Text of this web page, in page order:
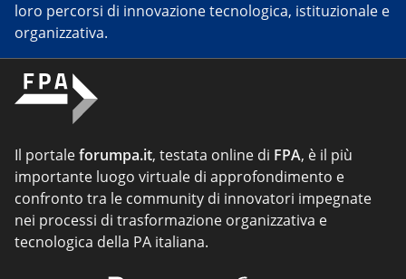
loro percorsi di innovazione tecnologica, istituzionale e
organizzativa.
Il portaleforumpa.it, testata online di FPA, è il più
importante luogo virtuale di approfondimento e
confronto tra le community di innovatori impegnate
nei processi di trasformazione organizzativa e
tecnologica della PA italiana.